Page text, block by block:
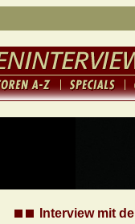
Interview mit